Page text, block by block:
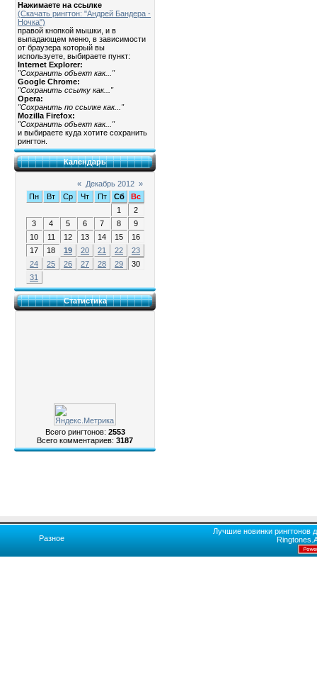
Нажимаете на ссылке
(Скачать рингтон: "Андрей Бандера -
Ночка")
правой кнопкой мышки, и в
выпадающем меню, в зависимости
от браузера который вы
используете, выбираете пункт:
Internet Explorer:
"Сохранить объект как..."
Google Chrome:
"Сохранить ссылку как..."
Opera:
"Сохранить по ссылке как..."
Mozilla Firefox:
"Сохранить объект как..."
и выбираете куда хотите сохранить
рингтон.
Календарь
« Декабрь 2012 »
Пн
Вт Ср Чт Пт Сб
Вс
1
2
3
4 5 6 7 8
9
10
11 12 13 14 15
16
17
18 19 20 21 22
23
24
25 26 27 28 29
30
31
Статистика
Всего рингтонов: 2553
Всего комментариев: 3187
Разное
Лучшие новинки рингтонов